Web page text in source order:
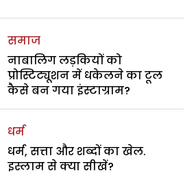
समाज
नाबालिग लड़कियों को
प्रोस्टिट्यूशन में धकेलने का टूल
कैसे बन गया इंस्टाग्राम?
धर्म
धर्म, सत्ता और शब्दों का खेल.
इस्लाम से क्या सीखें?